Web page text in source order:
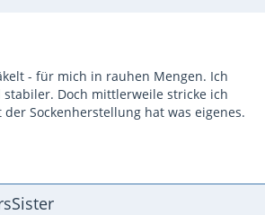
- für mich in rauhen Mengen. Ich
Doch mittlerweile stricke ich
der Sockenherstellung hat was eigenes.